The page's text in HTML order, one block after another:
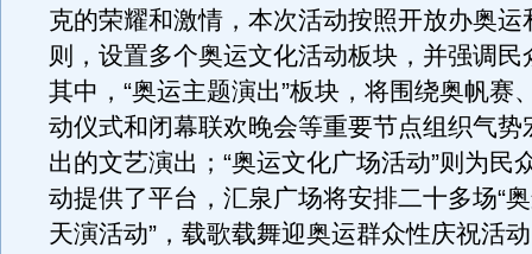
克的荣耀和激情，本次活动按照开放办奥运
则，设置多个奥运文化活动板块，并强调民
其中，“奥运主题演出”板块，将围绕奥帆赛
动仪式和闭幕联欢晚会等重要节点组织气势
出的文艺演出；“奥运文化广场活动”则为民
动提供了平台，汇泉广场将安排二十多场“
天演活动”，载歌载舞迎奥运群众性庆祝活